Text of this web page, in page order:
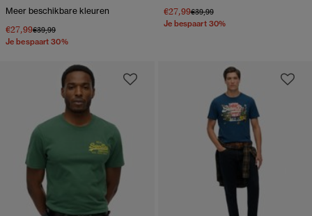
Meer beschikbare kleuren
€27,99Prijs verlaagd van
€39,99naar
Je bespaart 30%
€27,99Prijs verlaagd van
€39,99naar
Je bespaart 30%